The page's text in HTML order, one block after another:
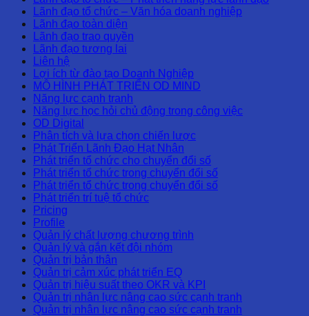
Lãnh đạo tổ chức – Văn hóa doanh nghiệp
Lãnh đạo toàn diện
Lãnh đạo trao quyền
Lãnh đạo tương lai
Liên hệ
Lợi ích từ đào tạo Doanh Nghiệp
MÔ HÌNH PHÁT TRIỂN OD MIND
Năng lực cạnh tranh
Năng lực học hỏi chủ động trong công việc
OD Digital
Phân tích và lựa chọn chiến lược
Phát Triển Lãnh Đạo Hạt Nhân
Phát triển tổ chức cho chuyển đổi số
Phát triển tổ chức trong chuyển đổi số
Phát triển tổ chức trong chuyển đổi số
Phát triển trí tuệ tổ chức
Pricing
Profile
Quản lý chất lượng chương trình
Quản lý và gắn kết đội nhóm
Quản trị bản thân
Quản trị cảm xúc phát triển EQ
Quản trị hiệu suất theo OKR và KPI
Quản trị nhân lực nâng cao sức cạnh tranh
Quản trị nhân lực nâng cao sức cạnh tranh